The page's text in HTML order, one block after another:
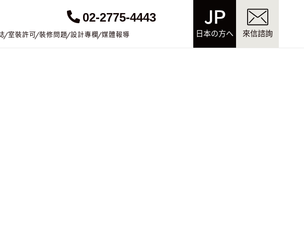
02-2775-4443
室裝許可 裝修問題 設計專欄 媒體報導 日本の方へ 來信諮詢